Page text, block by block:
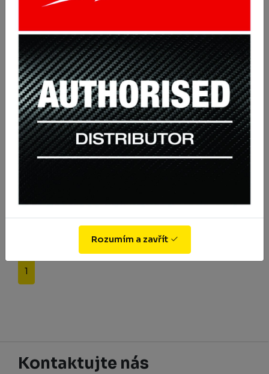
Zimní bunda Orkney
s DPH 1905.75 Kč
1
Kontaktujte nás
Rozumím a zavřít